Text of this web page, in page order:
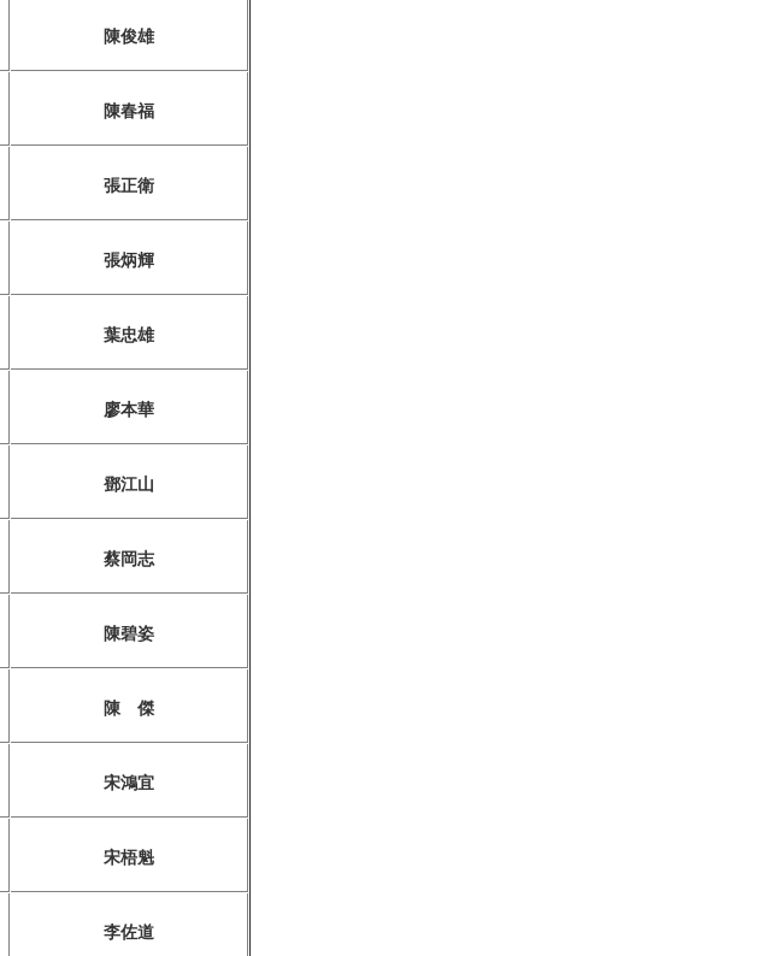
陳俊雄
陳春福
張正衛
張炳輝
葉忠雄
廖本華
鄧江山
蔡岡志
陳碧姿
陳 傑
宋鴻宜
宋梧魁
李佐道